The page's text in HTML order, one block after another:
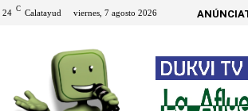
24 C Calatayud viernes, 7 agosto 2026